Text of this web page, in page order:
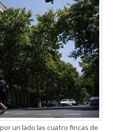
un lado las cuatro fincas de